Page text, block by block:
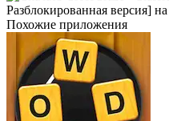
Похожие приложения